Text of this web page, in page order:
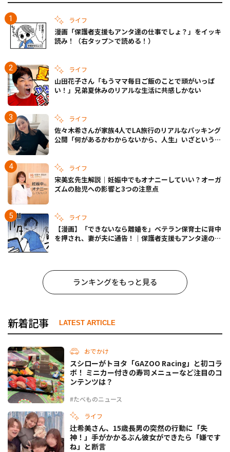
ライフ
漫画「保護者支援もアンタ達の仕事でしょ？」をイッキ
読み！（右タップ＞で読める！）
ライフ
山田花子さん「もうママ毎日ご飯のことで頭がいっぱ
い！」兄弟夏休みのリアルな生活に共感しかない
ライフ
佐々木希さんが家族4人でLA旅行のリアルなパッキング
公開「何があるかわからないから、人生」いざというと
ライフ
宋美玄先生解説｜妊娠中でもオナニーしていい？オーガ
ズムの胎児への影響と3つの注意点
ライフ
【漫画】「できないなら離婚を」ベテラン保育士に背中
を押され、妻が夫に通告！｜保護者支援もアンタ達の仕
ランキングをもっと見る
新着記事 LATEST ARTICLE
おでかけ
#たべものニュース
スシローがトヨタ「GAZOO Racing」と初コラ
ボ！ ミニカー付きの寿司メニューなど注目のコ
ンテンツは？
ライフ
辻希美さん、15歳長男の突然の行動に「失
神！」手がかかるぶん彼女ができたら「嫌です
ね」と断言